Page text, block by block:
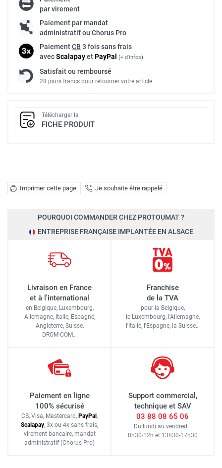
Imprimer cette page Je souhaite être rappelé
par virement
Paiement par mandat
administratif ou Chorus Pro
PaiementCB 3 fois sans frais
avecScalapayetPayPal (+ d'infos)
Satisfait ou remboursé
28 jours francs pour retourner votre article
Télécharger la
FICHE PRODUIT
POURQUOI COMMANDER CHEZ PROTOUMAT ?
ENTREPRISE FRANÇAISE IMPLANTÉE EN ALSACE
Livraison en France
et à l'international
en Belgique, Luxembourg,
Allemagne, Italie, Espagne,
Angleterre, Suisse,
DROM-COM…
Franchise
de la TVA
pour la Belgique,
le Luxembourg, l'Allemagne,
l'Italie, l'Espagne, la Suisse…
Paiement en ligne
100% sécurisé
CB, Visa, Mastercard, PayPal ,
Scalapay, 3x ou 4x sans frais,
virement bancaire, mandat
administratif (Chorus Pro)
Support commercial,
technique et SAV
03 88 08 65 06
Du lundi au vendredi :
8h30-12h et 13h30-17h30